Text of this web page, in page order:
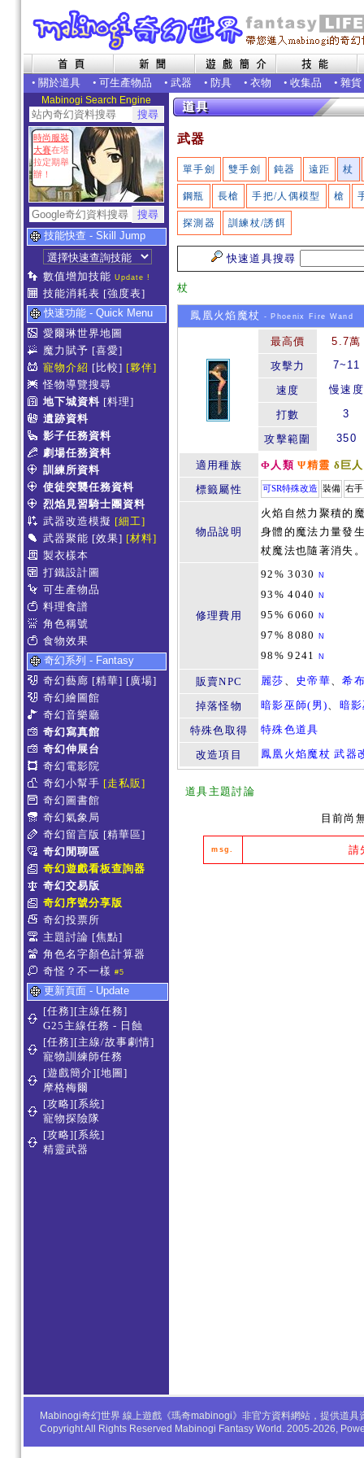
• 關於道具 • 可生產物品 • 武器 • 防具 • 衣物 • 收集品 • 雜貨
Mabinogi Search Engine
時尚服裝
大賽在塔
拉定期舉
辦！
技能快查 - Skill Jump
數值增加技能 Update !
技能消耗表 [強度表]
快速功能 - Quick Menu
愛爾琳世界地圖
魔力賦予 [喜愛]
寵物介紹 [比較] [夥伴]
怪物導覽搜尋
地下城資料 [料理]
遺跡資料
影子任務資料
劇場任務資料
訓練所資料
使徒突襲任務資料
烈焰見習騎士團資料
武器改造模擬 [細工]
武器聚能 [效果] [材料]
製衣樣本
打鐵設計圖
可生產物品
料理食譜
角色稱號
食物效果
奇幻系列 - Fantasy
奇幻藝廊 [精華] [廣場]
奇幻繪圖館
奇幻音樂廳
奇幻寫真館
奇幻伸展台
奇幻電影院
奇幻小幫手 [走私販]
奇幻圖書館
奇幻氣象局
奇幻留言版 [精華區]
奇幻閒聊區
奇幻遊戲看板查詢器
奇幻交易版
奇幻序號分享版
奇幻投票所
主題討論 [焦點]
角色名字顏色計算器
奇怪？不一樣 #5
更新頁面 - Update
[任務][主線任務]
G25主線任務 - 日蝕
[任務][主線/故事劇情]
寵物訓練師任務
[遊戲簡介][地圖]
摩格梅爾
[攻略][系統]
寵物探險隊
[攻略][系統]
精靈武器
武器
單手劍 雙手劍 鈍器 遠距 杖
鋼瓶 長槍 手把/人偶模型 槍
探測器 訓練杖/誘餌
快速道具搜尋
杖
鳳凰火焰魔杖 - Phoenix Fire Wand
最高價
5.7萬
攻擊力
7~11
速度 慢速度
打數 3
攻擊範圍 350
適用種族 Φ人類 Ψ精靈 δ巨人
標籤屬性
可SR特殊改造 裝備 右手
物品說明
火焰自然力聚積的
身體的魔法力量發
杖魔法也隨著消失
修理費用
92% 3030 N
93% 4040 N
95% 6060 N
97% 8080 N
98% 9241 N
販賣NPC 麗莎 、 史帝華、希
掉落怪物 暗影巫師(男)、 暗
特殊色取得 特殊色道具
改造項目 鳳凰火焰魔杖 武器
道具主題討論
目前尚
msg. 請
Mabinogi奇幻世界 線上遊戲《瑪奇mabinogi》非官方資料網站，提供道
Copyright All Rights Reserved Mabinogi Fantasy World. 2005-2026,